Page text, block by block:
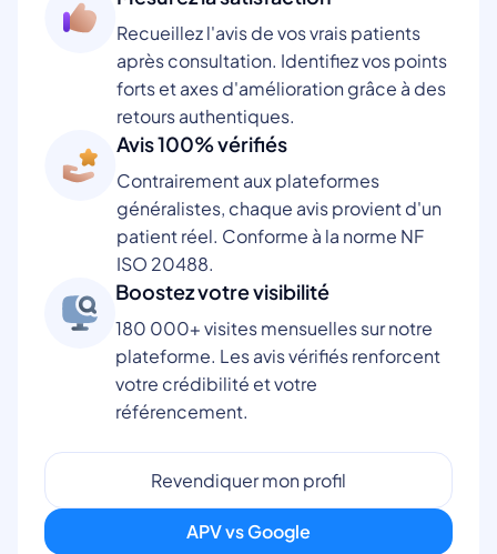
Recueillez l'avis de vos vrais patients
après consultation. Identifiez vos points
forts et axes d'amélioration grâce à des
retours authentiques.
Avis 100% vérifiés
Contrairement aux plateformes
généralistes, chaque avis provient d'un
patient réel. Conforme à la norme NF
ISO 20488.
Boostez votre visibilité
180 000+ visites mensuelles sur notre
plateforme. Les avis vérifiés renforcent
votre crédibilité et votre
référencement.
Revendiquer mon profil
APV vs Google